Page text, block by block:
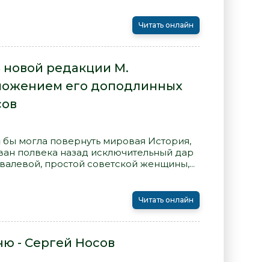
Читать онлайн
новой редакции М.
его доподлинных
бы могла повернуть мировая История,
полвека назад исключительный дар
простой советской женщины,...
Читать онлайн
- Сергей Носов